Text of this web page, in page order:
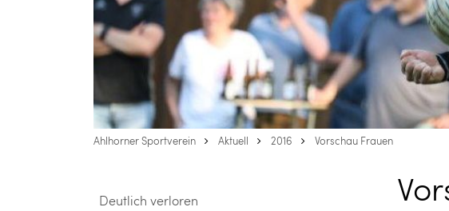
Ahlhorner Sportverein Aktuell 2016 Vorschau Frauen
Deutlich verloren